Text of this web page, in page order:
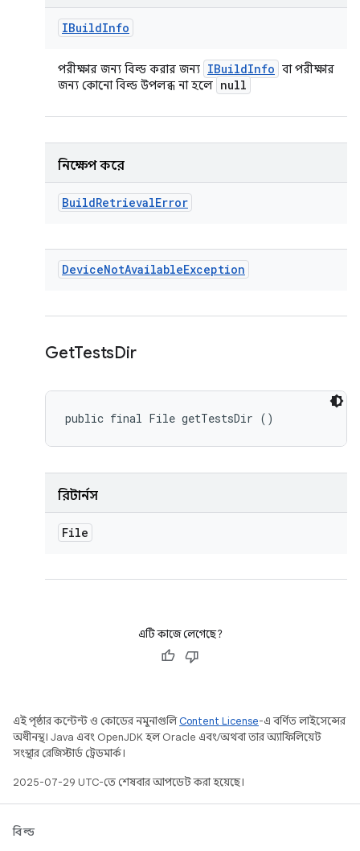
IBuildInfo
পরীক্ষার জন্য বিল্ড করার জন্য IBuildInfo বা পরীক্ষার
জন্য কোনো বিল্ড উপলব্ধ না হলে null
নিক্ষেপ করে
BuildRetrievalError
DeviceNotAvailableException
GetTestsDir
public final File getTestsDir ()
রিটার্নস
File
এটি কাজে লেগেছে?
এই পৃষ্ঠার কন্টেন্ট ও কোডের নমুনাগুলিContent License-এ বর্ণিত লাইসেন্সের
অধীনস্থ। Java এবং OpenJDK হল Oracle এবং/অথবা তার অ্যাফিলিয়েট
সংস্থার রেজিস্টার্ড ট্রেডমার্ক।
2025-07-29 UTC-তে শেষবার আপডেট করা হয়েছে।
বিল্ড